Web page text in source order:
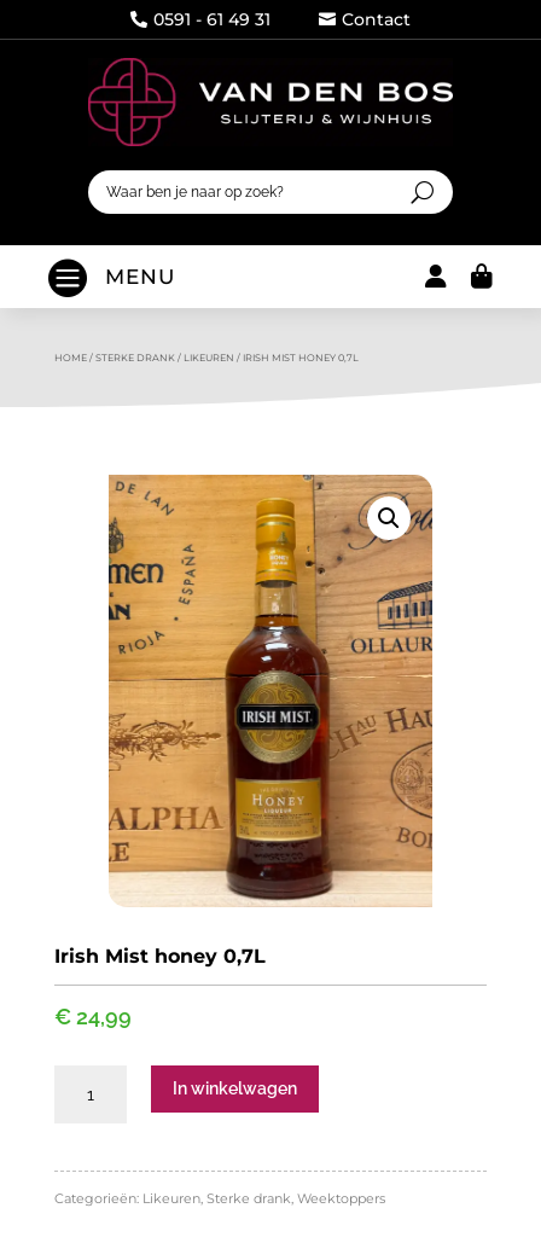
 0591 - 61 49 31  Contact
 MENU 
HOME/ STERKE DRANK / LIKEUREN / IRISH MIST HONEY 0,7L
Irish Mist honey 0,7L
€24,99
0,7L
In winkelwagen
Categorieën: Likeuren, Sterke drank, Weektoppers